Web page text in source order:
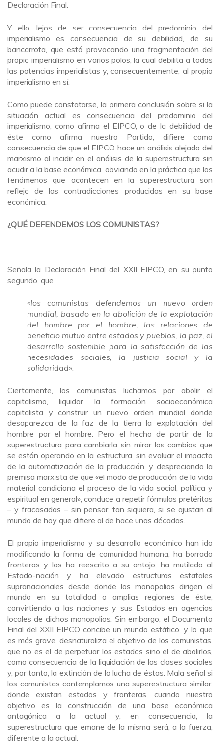
Declaración Final.
Y ello, lejos de ser consecuencia del predominio del
imperialismo es consecuencia de su debilidad, de su
bancarrota, que está provocando una fragmentación del
propio imperialismo en varios polos, la cual debilita a todas
las potencias imperialistas y, consecuentemente, al propio
imperialismo en sí.
Como puede constatarse, la primera conclusión sobre si la
situación actual es consecuencia del predominio del
imperialismo, como afirma el EIPCO, o de la debilidad de
éste como afirma nuestro Partido, difiere como
consecuencia de que el EIPCO hace un análisis alejado del
marxismo al incidir en el análisis de la superestructura sin
acudir a la base económica, obviando en la práctica que los
fenómenos que acontecen en la superestructura son
reflejo de las contradicciones producidas en su base
económica.
¿QUÉ DEFENDEMOS LOS COMUNISTAS?
Señala la Declaración Final del XXII EIPCO, en su punto
segundo, que
«los comunistas defendemos un nuevo orden
mundial, basado en la abolición de la explotación
del hombre por el hombre, las relaciones de
beneficio mutuo entre estados y pueblos, la paz, el
desarrollo sostenible para la satisfacción de las
necesidades sociales, la justicia social y la
solidaridad»
Ciertamente, los comunistas luchamos por abolir el
capitalismo, liquidar la formación socioeconómica
capitalista y construir un nuevo orden mundial donde
desaparezca de la faz de la tierra la explotación del
hombre por el hombre. Pero el hecho de partir de la
superestructura para cambiarla sin mirar los cambios que
se están operando en la estructura, sin evaluar el impacto
de la automatización de la producción, y despreciando la
premisa marxista de que «el modo de producción de la vida
material condiciona el proceso de la vida social, política y
espiritual en general», conduce a repetir fórmulas pretéritas
– y fracasadas – sin pensar, tan siquiera, si se ajustan al
mundo de hoy que difiere al de hace unas décadas.
El propio imperialismo y su desarrollo económico han ido
modificando la forma de comunidad humana, ha borrado
fronteras y las ha reescrito a su antojo, ha mutilado al
Estado-nación y ha elevado estructuras estatales
supranacionales desde donde los monopolios dirigen el
mundo en su totalidad o amplias regiones de éste,
convirtiendo a las naciones y sus Estados en agencias
locales de dichos monopolios. Sin embargo, el Documento
Final del XXII EIPCO concibe un mundo estático, y lo que
es más grave, desnaturaliza el objetivo de los comunistas,
que no es el de perpetuar los estados sino el de abolirlos,
como consecuencia de la liquidación de las clases sociales
y, por tanto, la extinción de la lucha de éstas. Mala señal si
los comunistas contemplamos una superestructura similar,
donde existan estados y fronteras, cuando nuestro
objetivo es la construcción de una base económica
antagónica a la actual y, en consecuencia, la
superestructura que emane de la misma será, a la fuerza,
diferente a la actual.